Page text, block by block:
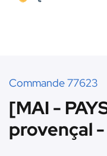
Commande 77623
[MAI -
provençal